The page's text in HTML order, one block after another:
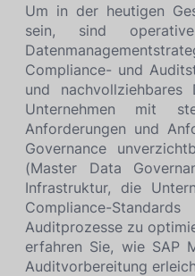
Um in der heutigen
sein, sind
Compliance- und
und nachvollziehbares
Unternehmen mit
Anforderungen und
Governance
(Master Data
Infrastruktur, die
Compliance-
Auditprozesse zu
erfahren Sie, wie SAP
Auditvorbereitung